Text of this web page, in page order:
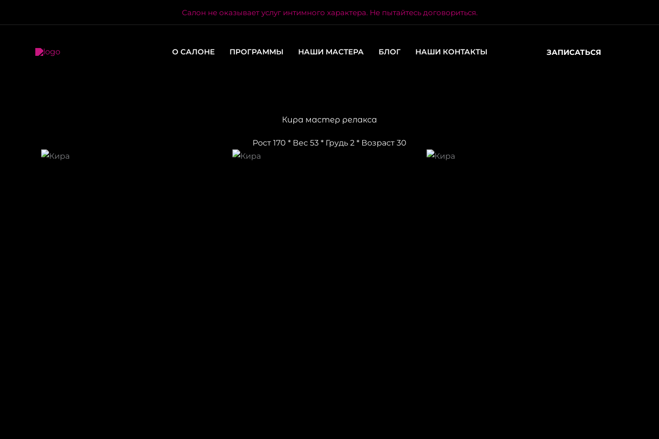
Салон не оказывает услуг интимного характера. Не пытайтесь договориться.
О САЛОНЕ ПРОГРАММЫ НАШИ МАСТЕРА БЛОГ НАШИ КОНТАКТЫ ЗАПИСАТЬСЯ
Кира мастер релакса
Рост 170 * Вес 53 * Грудь 2 * Возраст 30